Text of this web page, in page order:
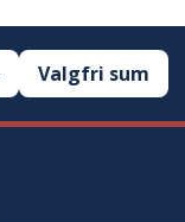
Valgfri sum